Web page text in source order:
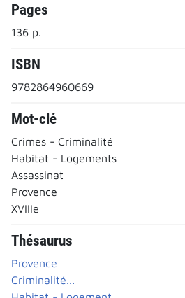
Pages
136 p.
ISBN
9782864960669
Mot-clé
Crimes - Criminalité
Habitat - Logements
Assassinat
Provence
XVIIIe
Thésaurus
Provence
Criminalité...